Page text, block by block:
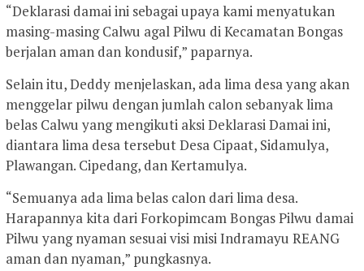
“Deklarasi damai ini sebagai upaya kami menyatukan
masing-masing Calwu agal Pilwu di Kecamatan Bongas
berjalan aman dan kondusif,” paparnya.
Selain itu, Deddy menjelaskan, ada lima desa yang akan
menggelar pilwu dengan jumlah calon sebanyak lima
belas Calwu yang mengikuti aksi Deklarasi Damai ini,
diantara lima desa tersebut Desa Cipaat, Sidamulya,
Plawangan. Cipedang, dan Kertamulya.
“Semuanya ada lima belas calon dari lima desa.
Harapannya kita dari Forkopimcam Bongas Pilwu damai
Pilwu yang nyaman sesuai visi misi Indramayu REANG
aman dan nyaman,” pungkasnya.